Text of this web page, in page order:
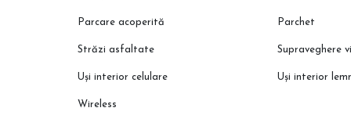
Parcare acoperită Parchet
Străzi asfaltate Supraveghere
Uși interior celulare Uși interior
Wireless